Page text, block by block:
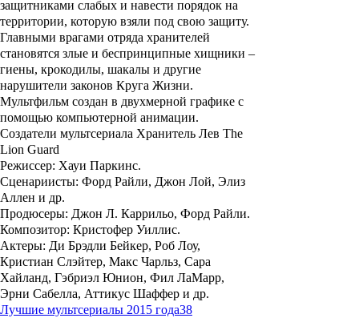
защитниками слабых и навести порядок на
территории, которую взяли под свою защиту.
Главными врагами отряда хранителей
становятся злые и беспринципные хищники –
гиены, крокодилы, шакалы и другие
нарушители законов Круга Жизни.
Мультфильм создан в двухмерной графике с
помощью компьютерной анимации.
Создатели мультсериала Хранитель Лев The
Lion Guard
Режиссер: Хауи Паркинс.
Сценариисты: Форд Райли, Джон Лой, Элиз
Аллен и др.
Продюсеры: Джон Л. Каррильо, Форд Райли.
Композитор: Кристофер Уиллис.
Актеры: Ди Брэдли Бейкер, Роб Лоу,
Кристиан Слэйтер, Макс Чарльз, Сара
Хайланд, Гэбриэл Юнион, Фил ЛаМарр,
Эрни Сабелла, Аттикус Шаффер и др.
Лучшие мультсериалы 2015 года38